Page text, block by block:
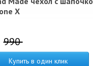
X
990
Купить в один клик